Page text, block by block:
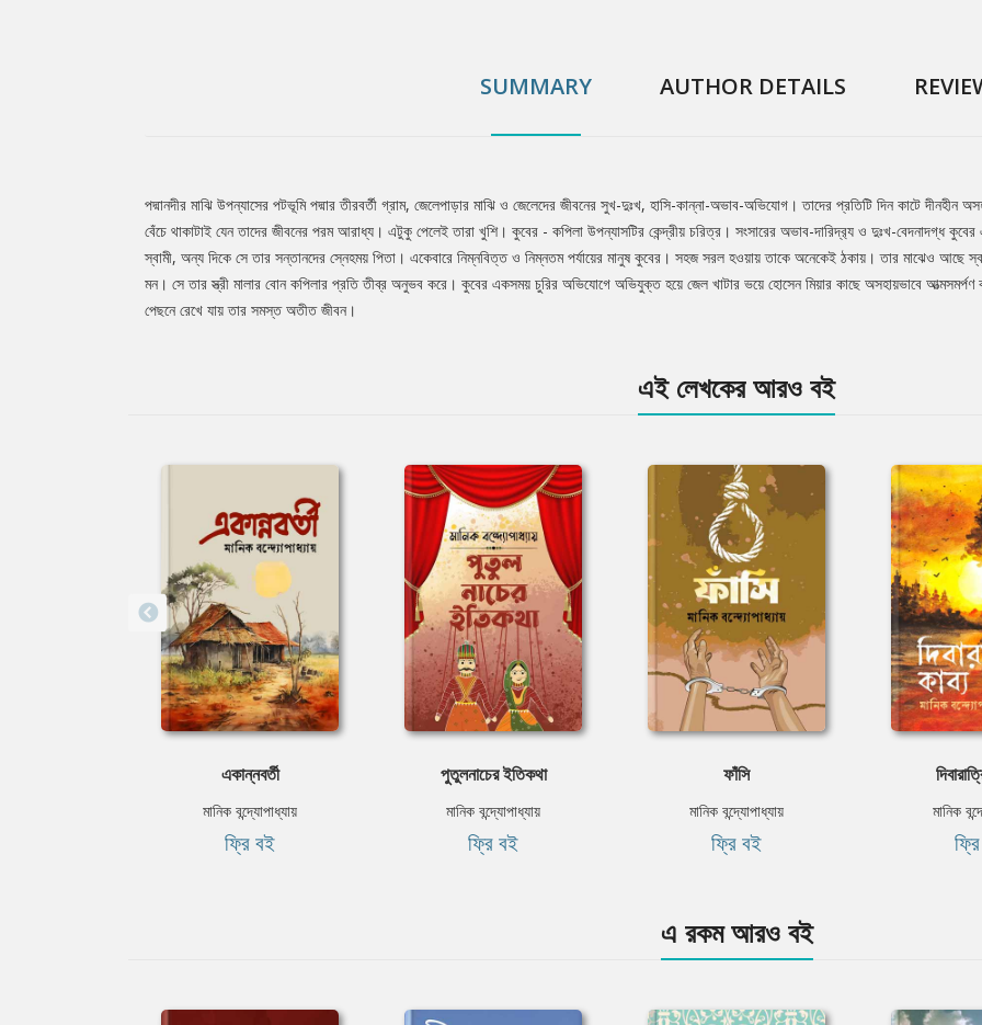
SUMMARY AUTHOR DETAILS
Tab
Article
পদ্মানদীর মাঝি উপন্যাসের পটভূমি পদ্মার তীরবর্তী গ্রাম, জেলেপাড়ার মাঝি ও জেলেদের জীবনের সুখ-দুঃখ, হাসি-কান্না-অভাব-অভিযোগ। তাদের প্রতিটি দিন কাটে দীনহীন
বেঁচে থাকাটাই যেন তাদের জীবনের পরম আরাধ্য। এটুকু পেলেই তারা খুশি। কুবের - কপিলা উপন্যাসটির কেন্দ্রীয় চরিত্র। সংসারের অভাব-দারিদ্র‍্য ও দুঃখ-বেদনাদগ্ধ কুবের
স্বামী, অন্য দিকে সে তার সন্তানদের স্নেহময় পিতা। একেবারে নিম্নবিত্ত ও নিম্নতম পর্যায়ের মানুষ কুবের। সহজ সরল হওয়ায় তাকে অনেকেই ঠকায়। তার মাঝেও আছে
মন। সে তার স্ত্রী মালার বোন কপিলার প্রতি তীব্র অনুভব করে। কুবের একসময় চুরির অভিযোগে অভিযুক্ত হয়ে জেল খাটার ভয়ে হোসেন মিয়ার কাছে অসহায়ভাবে আত্মসমর্পণ
পেছনে রেখে যায় তার সমস্ত অতীত জীবন।
এই লেখকের আরও বই
একান্নবর্তী
মানিক বন্দ্যোপাধ্যায়
ফ্রি বই
পুতুলনাচের ইতিকথা
মানিক বন্দ্যোপাধ্যায়
ফ্রি বই
ফাঁসি
মানিক বন্দ্যোপাধ্যায়
ফ্রি বই
মানিক
এ রকম আরও বই